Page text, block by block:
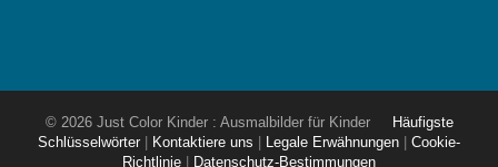
© 2026 Just Color Kinder : Ausmalbilder für Kinder
Häufigste
Schlüsselwörter
Kontaktiere uns Legale Erwähnungen
Cookie-
Richtlinie
Datenschutz-Bestimmungen